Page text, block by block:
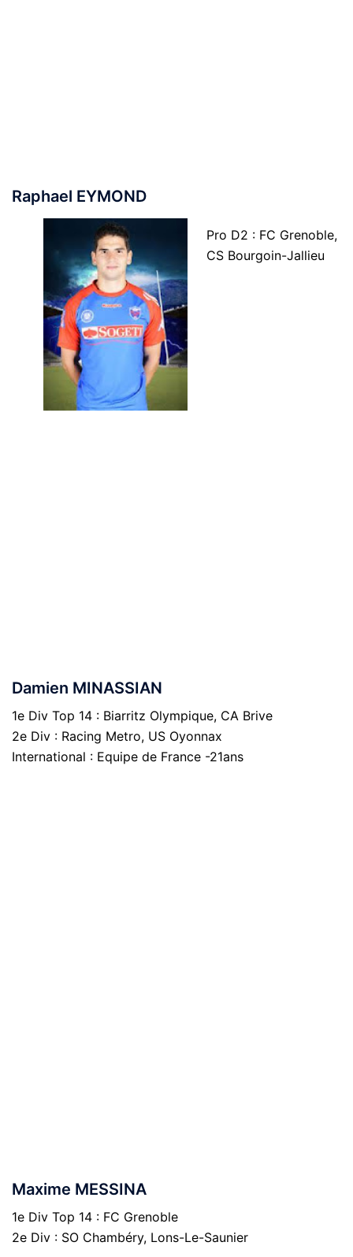
Raphael EYMOND
Pro D2 : FC Grenoble,
CS Bourgoin-Jallieu
Damien MINASSIAN
1e Div Top 14 : Biarritz Olympique, CA Brive
2e Div : Racing Metro, US Oyonnax
International : Equipe de France -21ans
Maxime MESSINA
1e Div Top 14 : FC Grenoble
2e Div : SO Chambéry, Lons-Le-Saunier